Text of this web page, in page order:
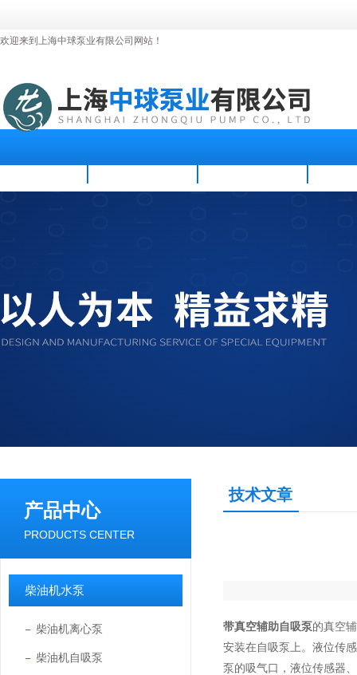
欢迎来到上海中球泵业有限公司网站！
产品中心
PRODUCTS CENTER
柴油机水泵
柴油机离心泵
柴油机自吸泵
技术文章
带真空辅助自吸泵的真空
安装在自吸泵上。液位传
泵的吸气口，液位传感器